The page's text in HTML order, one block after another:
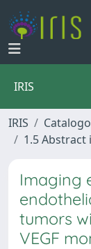
IRIS
IRIS
1.5 Abstract
Imaging
tumors
VEGF